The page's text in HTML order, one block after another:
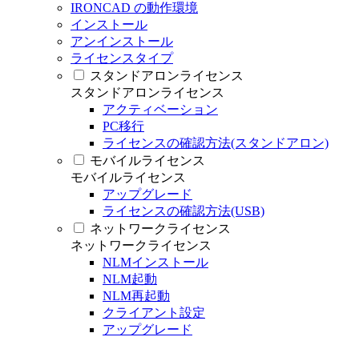
IRONCAD の動作環境
インストール
アンインストール
ライセンスタイプ
スタンドアロンライセンス
スタンドアロンライセンス
アクティベーション
PC移行
ライセンスの確認方法(スタンドアロン)
モバイルライセンス
モバイルライセンス
アップグレード
ライセンスの確認方法(USB)
ネットワークライセンス
ネットワークライセンス
NLMインストール
NLM起動
NLM再起動
クライアント設定
アップグレード